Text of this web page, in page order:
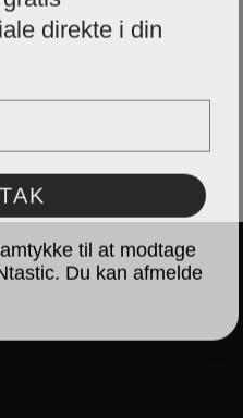
direkte i din
Du kan afmelde